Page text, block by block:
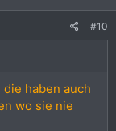
#10
haben auch
wo sie nie